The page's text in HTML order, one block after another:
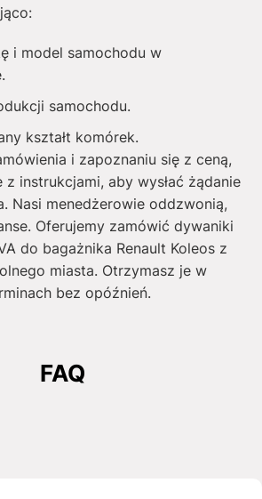
i model samochodu w
samochodu.
kształt komórek.
i zapoznaniu się z ceną,
instrukcjami, aby wysłać żądanie
Nasi menedżerowie oddzwonią,
Oferujemy zamówić dywaniki
do bagażnika Renault Koleos z
miasta. Otrzymasz je w
bez opóźnień.
FAQ